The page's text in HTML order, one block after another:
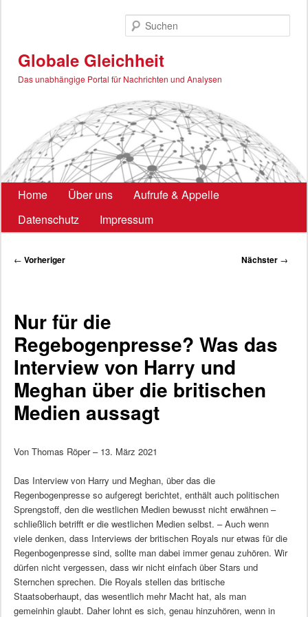
Globale Gleichheit
Das unabhängige Portal für Nachrichten und Analysen
Hauptmenü
Home Über uns
Aufrufe & Appelle
Datenschutz
Impressum
Beitragsnavigation
← Vorheriger Nächster →
Nur für die
Regebogenpresse? Was das
Interview von Harry und
Meghan über die britischen
Medien aussagt
Von Thomas Röper – 13. März 2021
Das Interview von Harry und Meghan, über das die
Regenbogenpresse so aufgeregt berichtet, enthält auch politischen
Sprengstoff, den die westlichen Medien bewusst nicht erwähnen –
schließlich betrifft er die westlichen Medien selbst. – Auch wenn
viele denken, dass Interviews der britischen Royals nur etwas für die
Regenbogenpresse sind, sollte man dabei immer genau zuhören. Wir
dürfen nicht vergessen, dass wir nicht einfach über Stars und
Sternchen sprechen. Die Royals stellen das britische
Staatsoberhaupt, das wesentlich mehr Macht hat, als man
gemeinhin glaubt. Daher lohnt es sich, genau hinzuhören, wenn in